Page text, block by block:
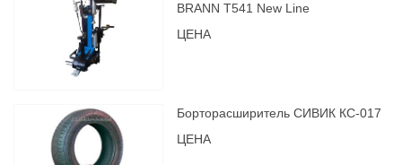
BRANN Т541 New Line
ЦЕНА
Борторасширитель СИВИК КС-017
ЦЕНА